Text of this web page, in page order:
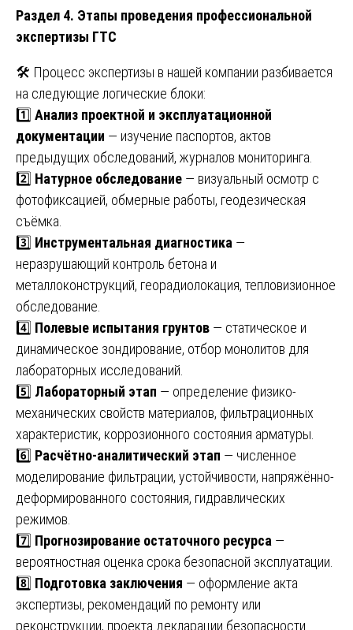
Раздел 4. Этапы проведения профессиональной
экспертизы ГТС
🛠️ Процесс экспертизы в нашей компании разбивается
на следующие логические блоки:
1️⃣ Анализ проектной и эксплуатационной
документации — изучение паспортов, актов
предыдущих обследований, журналов мониторинга.
2️⃣ Натурное обследование — визуальный осмотр с
фотофиксацией, обмерные работы, геодезическая
съёмка.
3️⃣ Инструментальная диагностика —
неразрушающий контроль бетона и
металлоконструкций, георадиолокация, тепловизионное
обследование.
4️⃣ Полевые испытания грунтов — статическое и
динамическое зондирование, отбор монолитов для
лабораторных исследований.
5️⃣ Лабораторный этап — определение физико-
механических свойств материалов, фильтрационных
характеристик, коррозионного состояния арматуры.
6️⃣ Расчётно-аналитический этап — численное
моделирование фильтрации, устойчивости, напряжённо-
деформированного состояния, гидравлических
режимов.
7️⃣ Прогнозирование остаточного ресурса —
вероятностная оценка срока безопасной эксплуатации.
8️⃣ Подготовка заключения — оформление акта
экспертизы, рекомендаций по ремонту или
реконструкции, проекта декларации безопасности.